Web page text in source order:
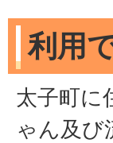
利用
太子町に
ゃん及び